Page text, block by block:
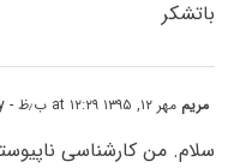
باتشکر
مریم مهر ۱۲, ۱۳۹۵ at ۱۲:۲۹ ب٫ظ - Reply